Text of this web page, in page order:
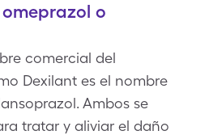
omeprazol o
comercial del
Dexilant es el nombre
Ambos se
tratar y aliviar el daño